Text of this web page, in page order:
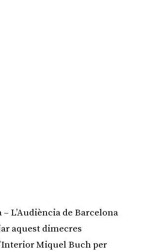
– L’Audiència de Barcelona
aquest dimecres
Miquel Buch per